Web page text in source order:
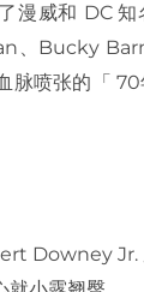
漫威和 DC
、Bucky
脉喷张的「
Downey Jr.